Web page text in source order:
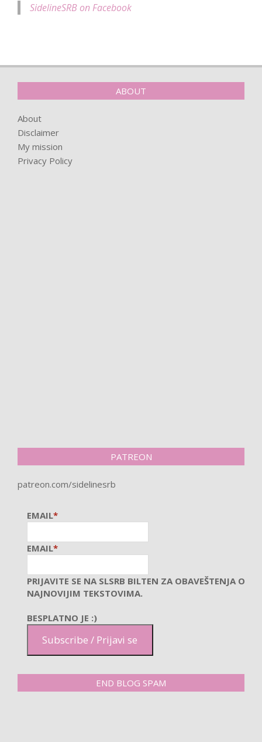
SidelineSRB on Facebook
ABOUT
About
Disclaimer
My mission
Privacy Policy
PATREON
patreon.com/sidelinesrb
EMAIL*
EMAIL*
PRIJAVITE SE NA SLSRB BILTEN ZA OBAVEŠTENJA O
NAJNOVIJIM TEKSTOVIMA.
BESPLATNO JE :)
Subscribe / Prijavi se
END BLOG SPAM